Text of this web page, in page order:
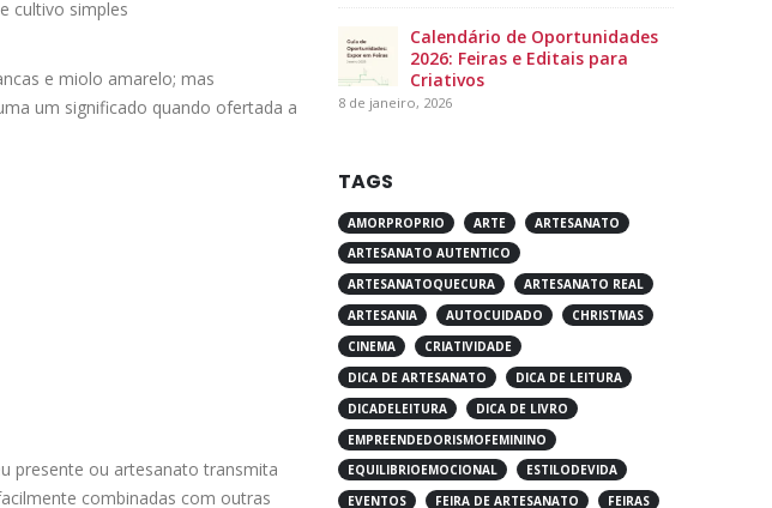
cultivo simples
e miolo amarelo; mas
um significado quando ofertada a
presente ou artesanato transmita
combinadas com outras
Calendário de Oportunidades
2026: Feiras e Editais para
Criativos
8 de janeiro, 2026
TAGS
AMORPROPRIO ARTE
ARTESANATO
ARTESANATO AUTENTICO
ARTESANATOQUECURA
ARTESANATO REAL
ARTESANIA
AUTOCUIDADO
CHRISTMAS
CINEMA
CRIATIVIDADE
DICA DE ARTESANATO
DICA DE LEITURA
DICADELEITURA
DICA DE LIVRO
EMPREENDEDORISMOFEMININO
EQUILIBRIOEMOCIONAL
ESTILODEVIDA
EVENTOS
FEIRA DE ARTESANATO
FEIRAS